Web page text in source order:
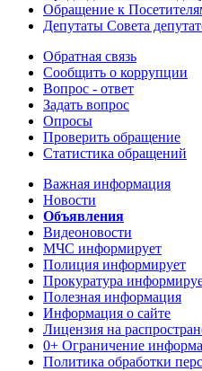
Обращение к
Депутаты Совета
Обратная связь
Сообщить о коррупции
Вопрос - ответ
Задать вопрос
Опросы
Проверить обращение
Статистика обращений
Важная информация
Новости
Объявления
Видеоновости
МЧС информирует
Полиция информирует
Прокуратура
Полезная информация
Информация о сайте
Лицензия на
0+ Ограничение
Политика обработки